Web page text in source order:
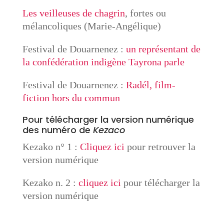
Les veilleuses de chagrin, fortes ou
mélancoliques (Marie-Angélique)
Festival de Douarnenez : un représentant de
la confédération indigène Tayrona parle
Festival de Douarnenez : Radél, film-
fiction hors du commun
Pour télécharger la version numérique
des numéro de Kezaco
Kezako n° 1 : Cliquez ici pour retrouver la
version numérique
Kezako n. 2 : cliquez ici pour télécharger la
version numérique